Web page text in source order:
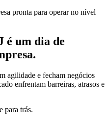
pronta para operar no nível
é um dia de
agilidade e fecham negócios
enfrentam barreiras, atrasos e
para trás.